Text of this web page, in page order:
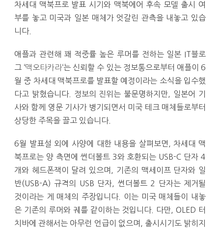
차세대 맥북프로 발표 시기와 맥북에어 후속 모델 출시 여
부를 놓고 미국과 일본 매체가 엇갈린 관측을 내놓고 있습
니다.
애플과 관련해 꽤 적중률 높은 루머를 전하는 일본 IT블로
그 ‘맥오타카라‘는 신뢰할 수 있는 정보통으로부터 애플이 6
월 중 차세대 맥북프로를 발표할 예정이라는 소식을 입수했
다고 밝혔습니다. 정보의 진위는 불문명하지만, 일본어 기
사와 함께 영문 기사가 병기되면서 미국 테크 매체들로부터
상당한 주목을 끌고 있습니다.
6월 발표설 외에 사양에 대한 내용을 살펴보면, 차세대 맥
북프로는 양 측면에 썬더볼트 3와 호환되는 USB-C 단자 4
개와 헤드폰잭이 달려 있으며, 기존의 맥세이프 단자와 일
반(USB-A) 규격의 USB 단자, 썬더볼트 2 단자는 제거될
것이라는 게 매체의 주장입니다. 이는 미국 매체들이 내놓
은 기존의 루머와 궤를 같이하는 것입니다. 다만, OLED 터
치바에 관해서는 아무런 언급이 없으며, 출시시기도 밝히지